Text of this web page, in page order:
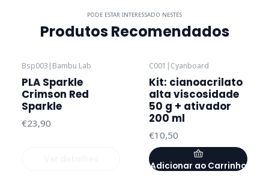
PODE ESTAR INTERESSADO NESTES
Produtos Recomendados
Bsp003 | Bambu Lab
PLA Sparkle
Crimson Red
Sparkle
€23,90
C001 | Cyanboard
Kit: cianoacrilato
alta viscosidade
50 g + ativador
200 ml
€10,50
Adicionar ao Carrinho